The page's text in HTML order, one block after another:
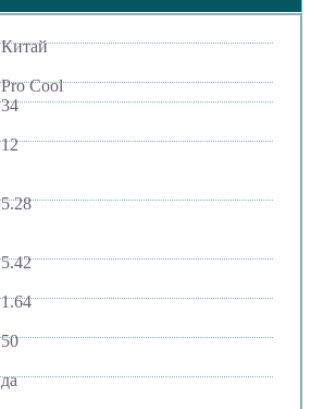
Китай
Pro Cool
34
12
5.28
5.42
1.64
50
да